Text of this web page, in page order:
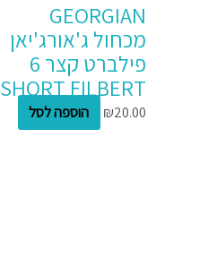
GEORGIAN
מכחול ג'אורג'יאן
פילברט קצר 6
SHORT FILBERT
₪20.00 הוספה לסל